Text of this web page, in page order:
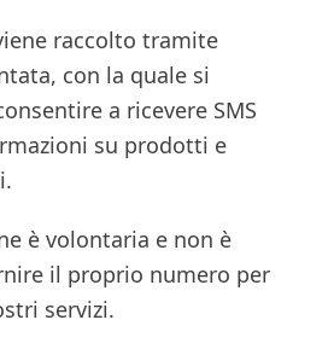
raccolto tramite
con la quale si
a ricevere SMS
su prodotti e
è volontaria e non è
il proprio numero per
servizi.